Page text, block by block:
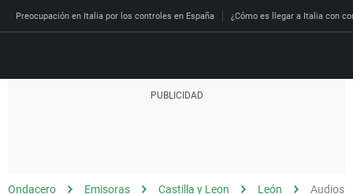
Preocupación en Italia por los controles en España ¿Cómo es llegar a Italia con
Ondacero Emisoras Castilla y Leon León
Audios